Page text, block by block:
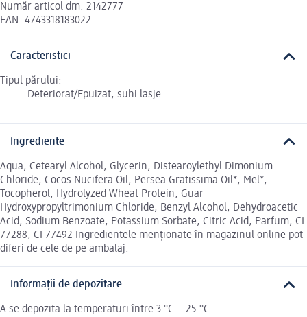
Număr articol dm: 2142777
EAN: 4743318183022
Caracteristici
Tipul părului:
Deteriorat/Epuizat, suhi lasje
Ingrediente
Aqua, Cetearyl Alcohol, Glycerin, Distearoylethyl Dimonium
Chloride, Cocos Nucifera Oil, Persea Gratissima Oil*, Mel*,
Tocopherol, Hydrolyzed Wheat Protein, Guar
Hydroxypropyltrimonium Chloride, Benzyl Alcohol, Dehydroacetic
Acid, Sodium Benzoate, Potassium Sorbate, Citric Acid, Parfum, CI
77288, CI 77492 Ingredientele menționate în magazinul online pot
diferi de cele de pe ambalaj.
Informații de depozitare
A se depozita la temperaturi între 3 °C - 25 °C